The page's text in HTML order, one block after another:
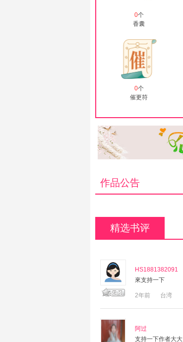
0个
香囊
0个
催更符
作品公告
精选书评
HS1881382091
來支持一下
2年前 台湾
阿过
支持一下作者大大